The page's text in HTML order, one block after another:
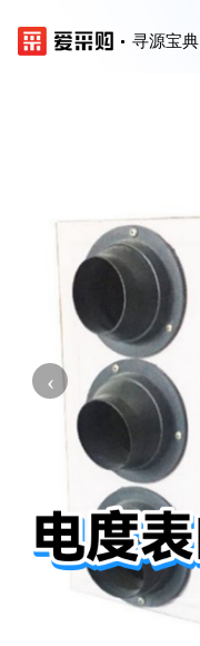
寻源宝典
‹